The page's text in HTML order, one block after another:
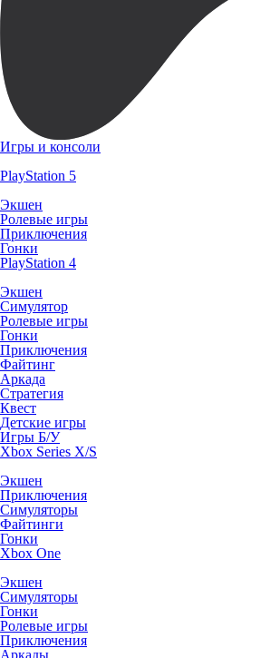
Игры и консоли
PlayStation 5
Экшен
Ролевые игры
Приключения
Гонки
PlayStation 4
Экшен
Симулятор
Ролевые игры
Гонки
Приключения
Файтинг
Аркада
Стратегия
Квест
Детские игры
Игры Б/У
Xbox Series X/S
Экшен
Приключения
Симуляторы
Файтинги
Гонки
Xbox One
Экшен
Симуляторы
Гонки
Ролевые игры
Приключения
Аркады